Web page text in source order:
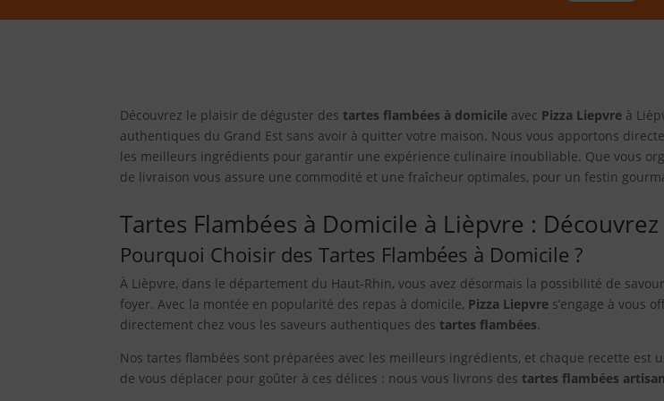
Découvrez le plaisir de déguster des tartes flambées à domicile avec Pizza Liepvre à
authentiques du Grand Est sans avoir à quitter votre maison. Nous vous apportons
les meilleurs ingrédients pour garantir une expérience culinaire inoubliable. Que vous
de livraison vous assure une commodité et une fraîcheur optimales, pour un festin
Tartes Flambées à Domicile à Lièpvre :
Pourquoi Choisir des Tartes Flambées à Domicile ?
À Lièpvre, dans le département du Haut-Rhin, vous avez désormais la possibilité de
foyer. Avec la montée en popularité des repas à domicile, Pizza Liepvre s’engage à vous
directement chez vous les saveurs authentiques des tartes flambées.
Nos tartes flambées sont préparées avec les meilleurs ingrédients, et chaque recette est
de vous déplacer pour goûter à ces délices : nous vous livrons des tartes flambées